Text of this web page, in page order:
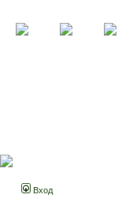
Вход